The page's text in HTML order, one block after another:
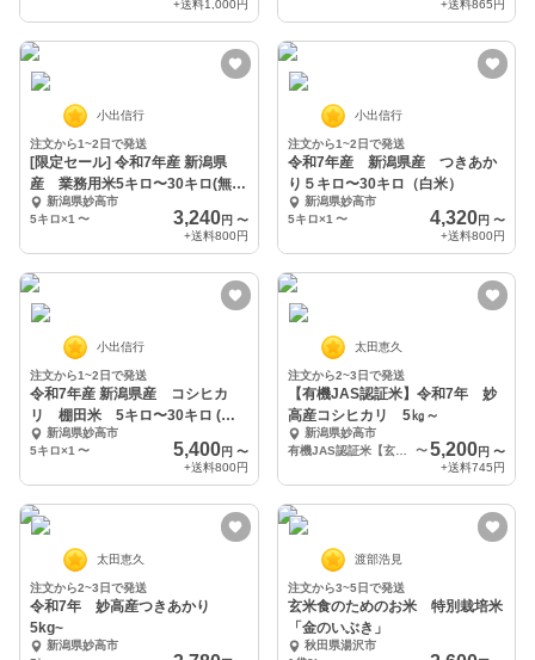
+送料1,000円
+送料865円
小出信行
注文から1~2日で発送
[限定セール] 令和7年産 新潟県
産 業務用米5キロ〜30キロ(無洗
米)新潟県妙高市
5キロ×1 〜 3,240円 〜
+送料800円
小出信行
注文から1~2日で発送
令和7年産 新潟県産 つきあか
り５キロ〜30キロ（白米）
新潟県妙高市
5キロ×1 〜 4,320円 〜
+送料800円
小出信行
注文から1~2日で発送
令和7年産 新潟県産 コシヒカ
リ 棚田米 5キロ〜30キロ (白
米)新潟県妙高市
5キロ×1 〜 5,400円 〜
+送料800円
太田恵久
注文から2~3日で発送
【有機JAS認証米】令和7年 妙
高産コシヒカリ 5㎏～
新潟県妙高市
有機JAS認証米【玄米】5㎏
〜5,200円 〜
+送料745円
太田恵久
注文から2~3日で発送
令和7年 妙高産つきあかり
5kg~
新潟県妙高市
渡部浩見
注文から3~5日で発送
玄米食のためのお米 特別栽培米
「金のいぶき」
秋田県湯沢市